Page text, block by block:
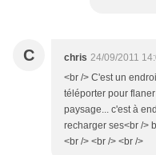
C chris 24/09/2011
<br /> C'est un
téléporter pour
paysage... c'est à
recharger ses<br />
<br /> <br /> <br />